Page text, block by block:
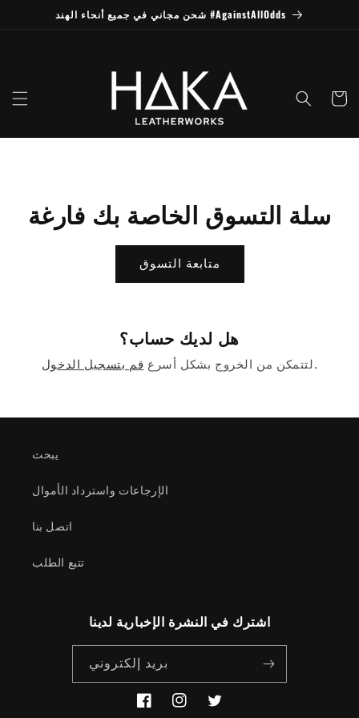
شحن مجاني في جميع أنحاء الهند #AgainstAllOdds
العربة
سلة التسوق الخاصة بك فارغة
متابعة التسوق
هل لديك حساب؟
قم بتسجيل الدخول لتتمكن من الخروج بشكل أسرع.
يبحث
الإرجاعات واسترداد الأموال
اتصل بنا
تتبع الطلب
اشترك في النشرة الإخبارية لدينا
بريد إلكتروني
فيسبوكانستجرامتغريد